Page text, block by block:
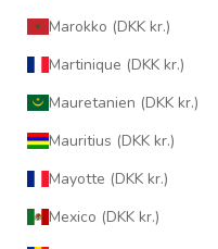
Marokko (DKK kr.)
Martinique (DKK kr.)
Mauretanien (DKK kr.)
Mauritius (DKK kr.)
Mayotte (DKK kr.)
Mexico (DKK kr.)